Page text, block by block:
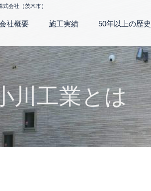
会社（茨木市）
社概要 施工実績 50年以上の歴史
川工業とは